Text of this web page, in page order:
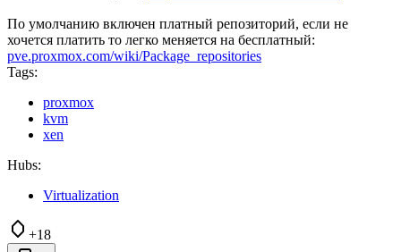
По умолчанию включен платный репозиторий, если не
хочется платить то легко меняется на бесплатный:
pve.proxmox.com/wiki/Package_repositories
Tags:
proxmox
kvm
xen
Hubs:
Virtualization
+18